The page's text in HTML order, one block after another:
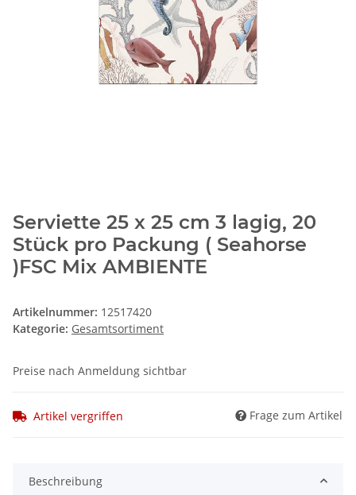
Serviette 25 x 25 cm 3 lagig, 20
Stück pro Packung ( Seahorse
)FSC Mix AMBIENTE
Artikelnummer: 12517420
Kategorie: Gesamtsortiment
Preise nach Anmeldung sichtbar
Artikel vergriffen Frage zum Artikel
Beschreibung